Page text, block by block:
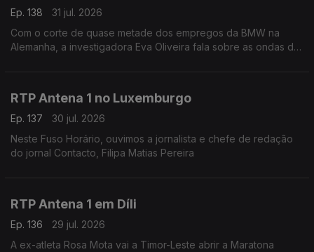
Ep. 138
31 jul. 2026
Com o corte de quase metade dos empregos da BMW na
Alemanha, a investigadora Eva Oliveira fala sobre as ondas de
RTP Antena 1 no Luxemburgo
Ep. 137
30 jul. 2026
Neste Fuso Horário, ouvimos a jornalista e chefe de redação
do jornal Contacto, Filipa Matias Pereira
RTP Antena 1 em Díli
Ep. 136
29 jul. 2026
A ex-atleta Rosa Mota vai a Timor-Leste abrir a Maratona